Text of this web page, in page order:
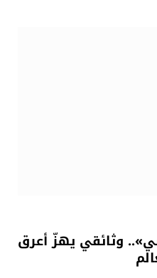
وثائقي يهزّ أعرق